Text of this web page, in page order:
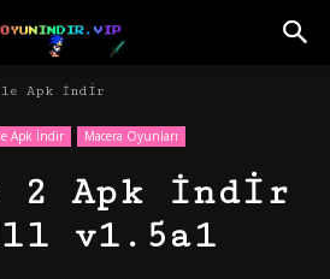
Apk İndir
Apk İndir Macera Oyunları
2 Apk İndir
v1.5a1